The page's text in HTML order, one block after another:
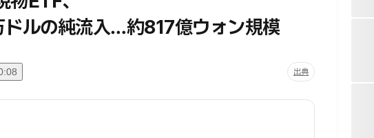
ルの純流入…約817億ウォン規模
出典